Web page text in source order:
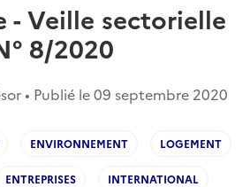
- Veille sectorielle
8/2020
• Publié le09 septembre 2020
ENVIRONNEMENT LOGEMENT
ENTREPRISES INTERNATIONAL